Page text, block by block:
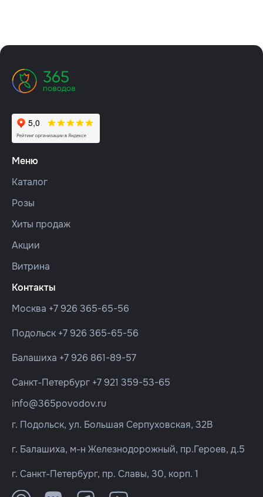
Меню
Каталог
Розы
Хиты продаж
Акции
Витрина
Контакты
Москва +7 926 365-65-56
Подольск +7 926 365-65-56
Балашиха +7 926 861-89-57
Санкт-Петербург +7 921 359-53-65
info@365povodov.ru
г. Подольск, ул. Большая Серпуховская, 32В
г. Балашиха, м-н Железнодорожный, пр.Героев, д.5
г. Санкт-Петербург, пр. Славы, 30, корп. 1